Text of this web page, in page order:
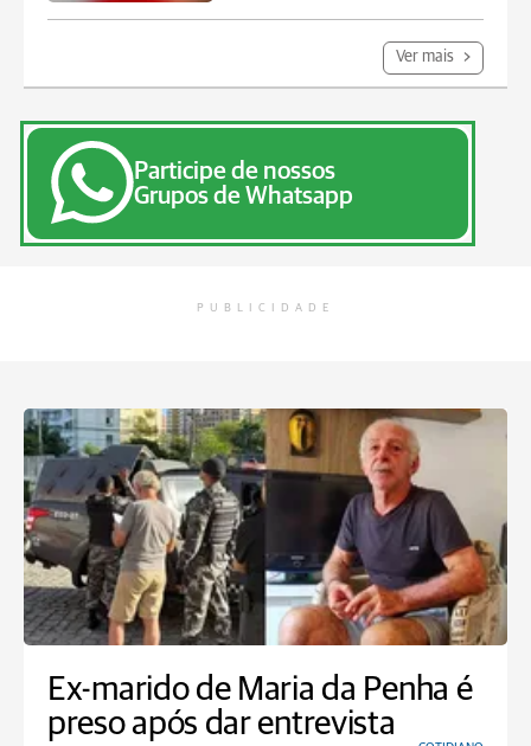
Ver mais
Participe de nossos
Grupos de Whatsapp
PUBLICIDADE
Ex-marido de Maria da Penha é
preso após dar entrevista